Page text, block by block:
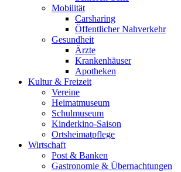
Mobilität
Carsharing
Öffentlicher Nahverkehr
Gesundheit
Ärzte
Krankenhäuser
Apotheken
Kultur & Freizeit
Vereine
Heimatmuseum
Schulmuseum
Kinderkino-Saison
Ortsheimatpflege
Wirtschaft
Post & Banken
Gastronomie & Übernachtungen